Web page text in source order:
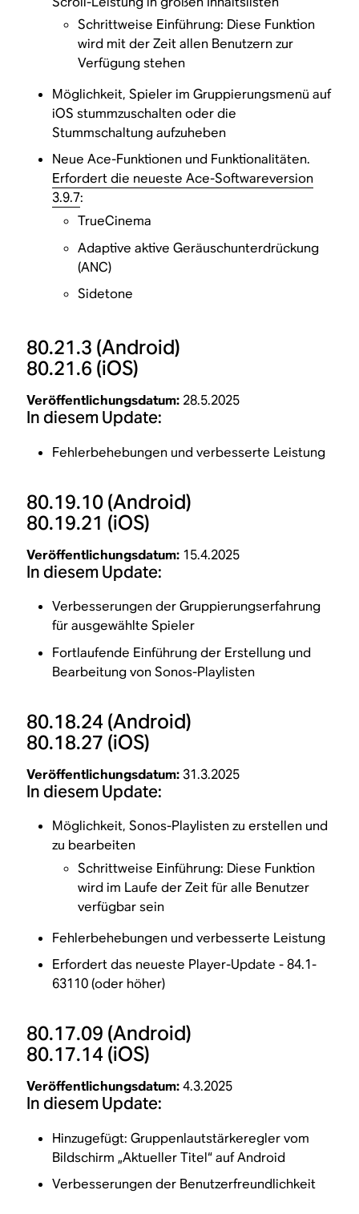
Schrittweise Einführung: Diese Funktion
wird mit der Zeit allen Benutzern zur
Verfügung stehen
Möglichkeit, Spieler im Gruppierungsmenü auf
iOS stummzuschalten oder die
Stummschaltung aufzuheben
Neue Ace-Funktionen und Funktionalitäten.
Erfordert die neueste Ace-Softwareversion
3.9.7:
TrueCinema
Adaptive aktive Geräuschunterdrückung
(ANC)
Sidetone
80.21.3 (Android)
80.21.6 (iOS)
Veröffentlichungsdatum: 28.5.2025
In diesem Update:
Fehlerbehebungen und verbesserte Leistung
80.19.10(Android)
80.19.21 (iOS)
Veröffentlichungsdatum: 15.4.2025
In diesem Update:
Verbesserungen der Gruppierungserfahrung
für ausgewählte Spieler
Fortlaufende Einführung der Erstellung und
Bearbeitung von Sonos-Playlisten
80.18.24(Android)
80.18.27 (iOS)
Veröffentlichungsdatum: 31.3.2025
In diesem Update:
Möglichkeit, Sonos-Playlisten zu erstellen und
zu bearbeiten
Schrittweise Einführung: Diese Funktion
wird im Laufe der Zeit für alle Benutzer
verfügbar sein
Fehlerbehebungen und verbesserte Leistung
Erfordert das neueste Player-Update - 84.1-
63110 (oder höher)
80.17.09 (Android)
80.17.14(iOS)
Veröffentlichungsdatum:4.3.2025
In diesem Update:
Hinzugefügt: Gruppenlautstärkeregler vom
Bildschirm „Aktueller Titel“ auf Android
Verbesserungen der Benutzerfreundlichkeit